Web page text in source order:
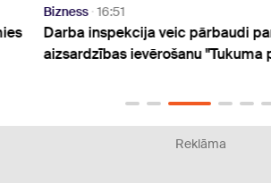
Bizness 16:51
Darba inspekcija veic pārbaudi
aizsardzības ievērošanu "Tukuma
Reklāma